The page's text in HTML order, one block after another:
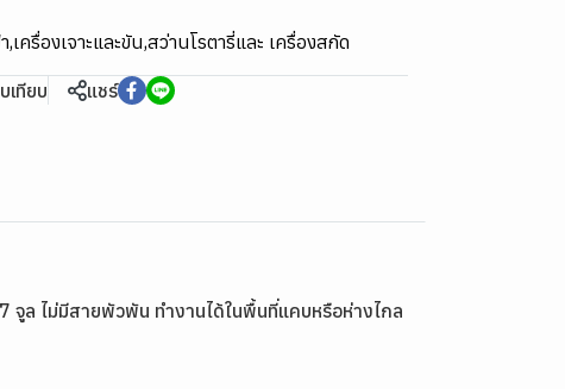
,เครื่องเจาะและขัน,สว่านโรตารี่และ เครื่องสกัด
เทียบ แชร์
จูล ไม่มีสายพัวพัน ทำงานได้ในพื้นที่แคบหรือห่างไกล